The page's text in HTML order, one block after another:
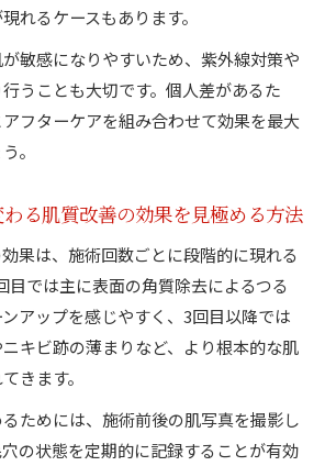
れるケースもあります。
敏感になりやすいため、紫外線対策や
うことも大切です。個人差があるた
フターケアを組み合わせて効果を最大
。
る肌質改善の効果を見極める方法
果は、施術回数ごとに段階的に現れる
目では主に表面の角質除去によるつる
アップを感じやすく、3回目以降では
キビ跡の薄まりなど、より根本的な肌
きます。
ためには、施術前後の肌写真を撮影し
の状態を定期的に記録することが有効